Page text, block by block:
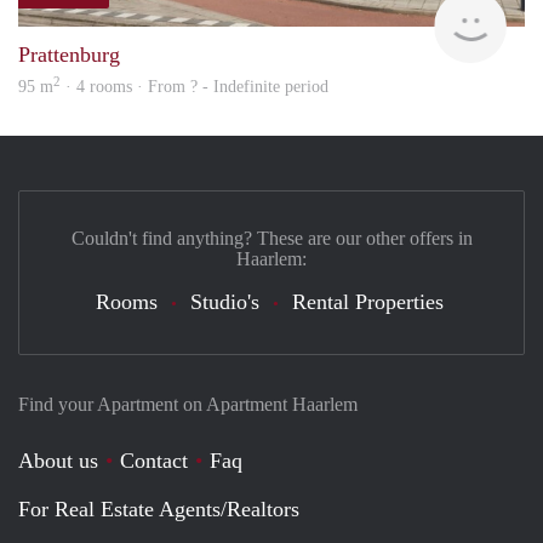
Prattenburg
95 m2 · 4 rooms · From ? - Indefinite period
Find your Apartment on Apartment Haarlem
About us Contact
Faq
For Real Estate Agents/Realtors
Couldn't find anything? These are our other offers in
Haarlem:
Rooms Studio's Rental Properties